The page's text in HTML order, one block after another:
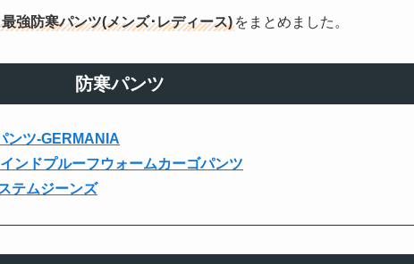
最強防寒パンツ(メンズ･レディース) をまとめました。
防寒パンツ
ンツ-GERMANIA
ンドプルーフウォームカーゴパンツ
テムジーンズ